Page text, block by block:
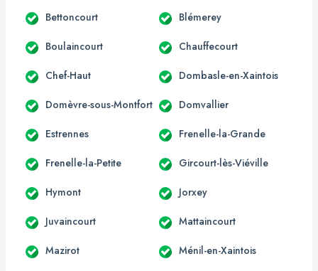
Bettoncourt Blémerey
Boulaincourt Chauffecourt
Chef-Haut Dombasle-en-Xaintois
Domèvre-sous-Montfort Domvallier
Estrennes Frenelle-la-Grande
Frenelle-la-Petite Gircourt-lès-Viéville
Hymont Jorxey
Juvaincourt Mattaincourt
Mazirot Ménil-en-Xaintois